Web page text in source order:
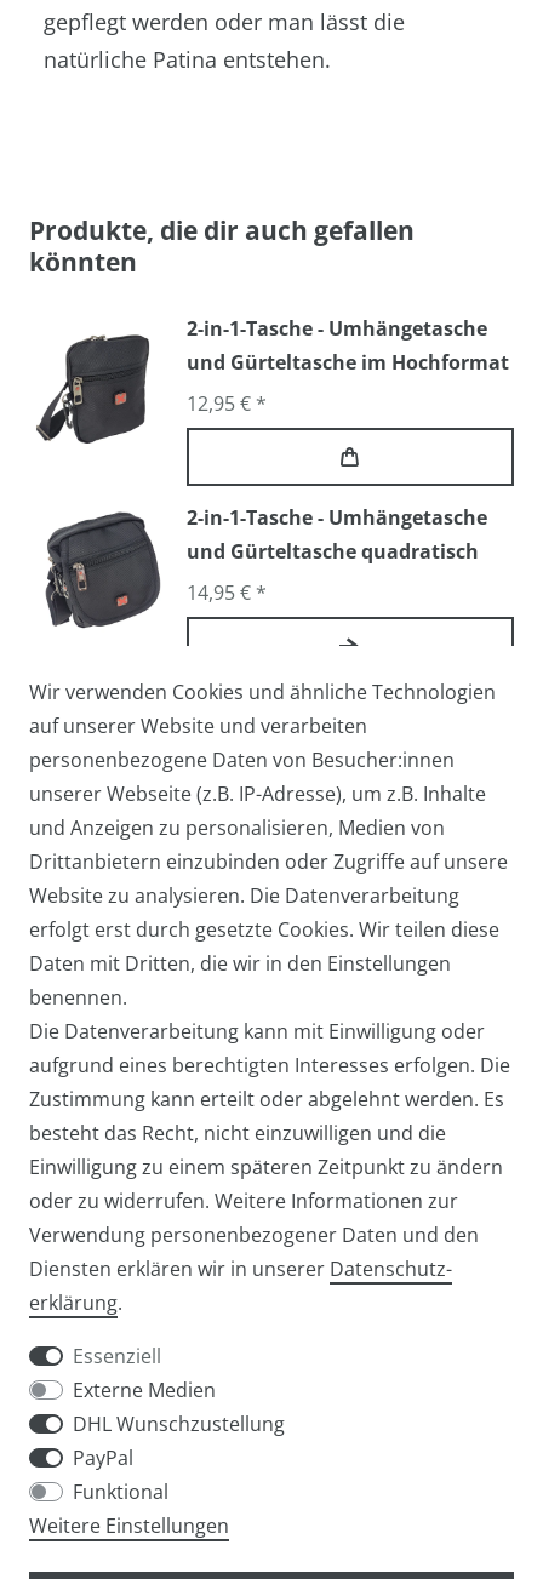
gepflegt werden oder man lässt die
natürliche Patina entstehen.
Produkte, die dir auch gefallen
könnten
2-in-1-Tasche - Umhängetasche
und Gürteltasche im Hochformat
12,95 € *
2-in-1-Tasche - Umhängetasche
und Gürteltasche quadratisch
14,95 € *
Arbeitstasche / Flugbegleiter /
Pilotentasche Medium
27,95 € *
Arbeitstasche / Laptoptasche /
Umhängetasche Groß
39,95 € *
Widerrufs­formular
Impressum Daten­schutz­erklärung
Wir verwenden Cookies und ähnliche Technologien
auf unserer Website und verarbeiten
personenbezogene Daten von Besucher:innen
unserer Webseite (z.B. IP-Adresse), um z.B. Inhalte
und Anzeigen zu personalisieren, Medien von
Drittanbietern einzubinden oder Zugriffe auf unsere
Website zu analysieren. Die Datenverarbeitung
erfolgt erst durch gesetzte Cookies. Wir teilen diese
Daten mit Dritten, die wir in den Einstellungen
benennen.
Die Datenverarbeitung kann mit Einwilligung oder
aufgrund eines berechtigten Interesses erfolgen. Die
Zustimmung kann erteilt oder abgelehnt werden. Es
besteht das Recht, nicht einzuwilligen und die
Einwilligung zu einem späteren Zeitpunkt zu ändern
oder zu widerrufen. Weitere Informationen zur
Verwendung personenbezogener Daten und den
Diensten erklären wir in unserer Daten­schutz­
erklärung.
Essenziell
Externe Medien
DHL Wunschzustellung
PayPal
Funktional
Weitere Einstellungen